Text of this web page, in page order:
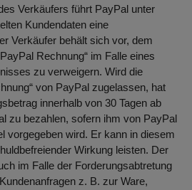
Verkäufers führt PayPal unter
Kundendaten eine
Verkäufer behält sich vor, dem
Rechnung“ im Falle eines
zu verweigern. Wird die
von PayPal zugelassen, hat
innerhalb von 30 Tagen ab
zu bezahlen, sofern ihm von PayPal
vorgegeben wird. Er kann in diesem
Wirkung leisten. Der
im Falle der Forderungsabtretung
z. B. zur Ware,